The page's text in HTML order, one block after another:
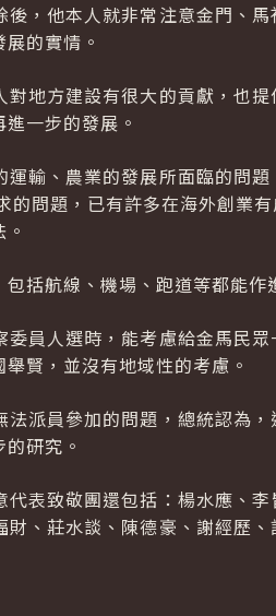
，他本人就非常注意金門、
的實情。
地方建設有很大的貢獻，也
一步的發展。
輸、農業的發展所面臨的問
問題，已有許多在海外創業
括航線、機場、跑道等都能作
員人選時，能考慮給金馬民
賢，並沒有地域性的考慮。
派員參加的問題，總統認為
研究。
表致敬團還包括：楊水應、
、莊水談、陳德豪、謝經歷